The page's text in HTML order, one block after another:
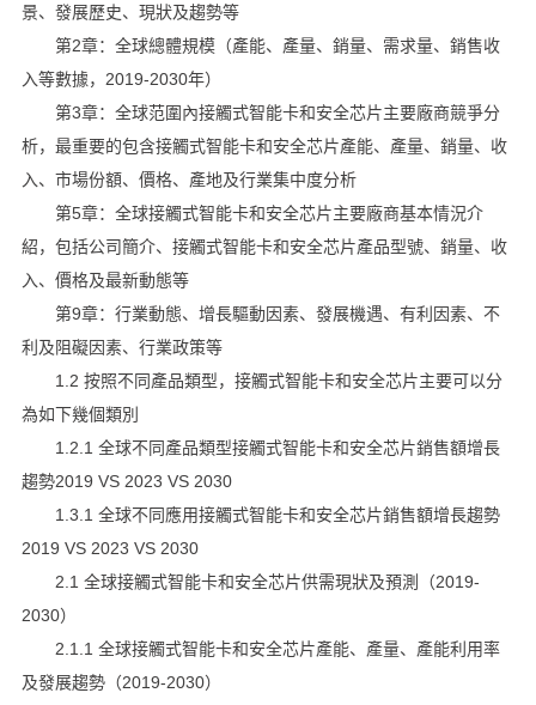
景、發展歷史、現狀及趨勢等
第2章：全球總體規模（產能、產量、銷量、需求量、銷售收
入等數據，2019-2030年）
第3章：全球范圍內接觸式智能卡和安全芯片主要廠商競爭分
析，最重要的包含接觸式智能卡和安全芯片產能、產量、銷量、收
入、市場份額、價格、產地及行業集中度分析
第5章：全球接觸式智能卡和安全芯片主要廠商基本情況介
紹，包括公司簡介、接觸式智能卡和安全芯片產品型號、銷量、收
入、價格及最新動態等
第9章：行業動態、增長驅動因素、發展機遇、有利因素、不
利及阻礙因素、行業政策等
1.2 按照不同產品類型，接觸式智能卡和安全芯片主要可以分
為如下幾個類別
1.2.1 全球不同產品類型接觸式智能卡和安全芯片銷售額增長
趨勢2019 VS 2023 VS 2030
1.3.1 全球不同應用接觸式智能卡和安全芯片銷售額增長趨勢
2019 VS 2023 VS 2030
2.1 全球接觸式智能卡和安全芯片供需現狀及預測（2019-
2030）
2.1.1 全球接觸式智能卡和安全芯片產能、產量、產能利用率
及發展趨勢（2019-2030）